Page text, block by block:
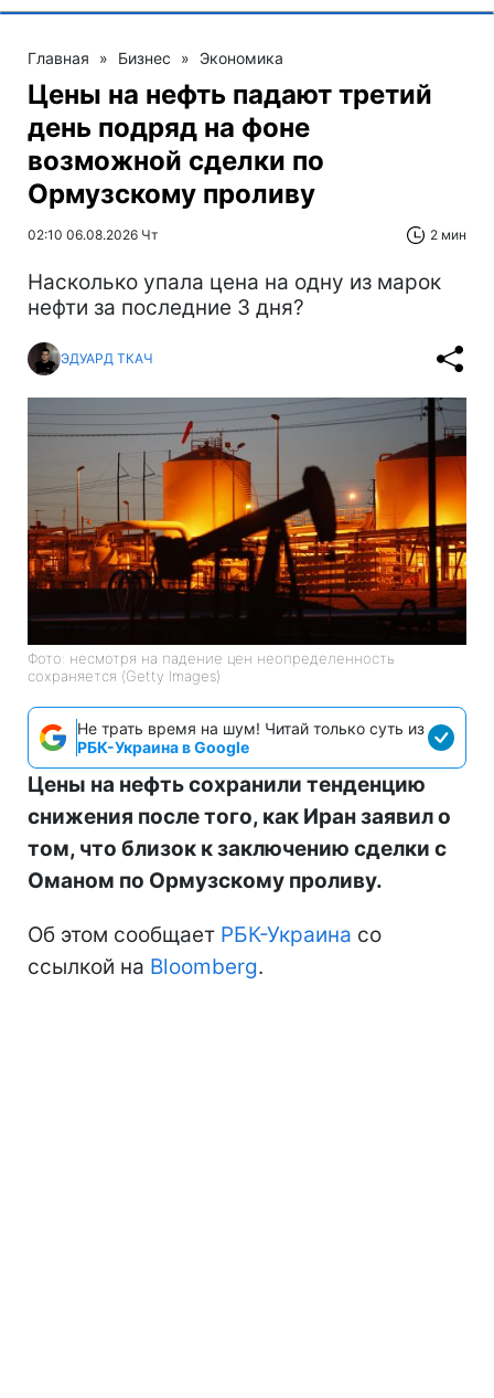
Главная » Бизнес » Экономика
Цены на нефть падают третий
день подряд на фоне
возможной сделки по
Ормузскому проливу
02:10 06.08.2026 Чт 2 мин
Насколько упала цена на одну из марок
нефти за последние 3 дня?
ЭДУАРД ТКАЧ
Фото: несмотря на падение цен неопределенность
сохраняется (Getty Images)
Не трать время на шум! Читай только суть из
РБК-Украина в Google
Цены на нефть сохранили тенденцию
снижения после того, как Иран заявил о
том, что близок к заключению сделки с
Оманом по Ормузскому проливу.
Об этом сообщает РБК-Украина со
ссылкой на Bloomberg.